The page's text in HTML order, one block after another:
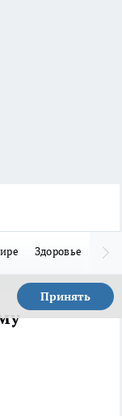
Здоровье
Принять